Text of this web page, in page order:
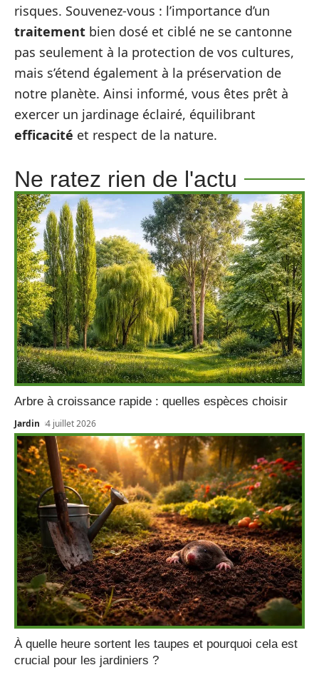
risques. Souvenez-vous : l’importance d’un
traitement bien dosé et ciblé ne se cantonne
pas seulement à la protection de vos cultures,
mais s’étend également à la préservation de
notre planète. Ainsi informé, vous êtes prêt à
exercer un jardinage éclairé, équilibrant
efficacité et respect de la nature.
Ne ratez rien de l'actu
Arbre à croissance rapide : quelles espèces choisir
Jardin 4 juillet 2026
À quelle heure sortent les taupes et pourquoi cela est
crucial pour les jardiniers ?